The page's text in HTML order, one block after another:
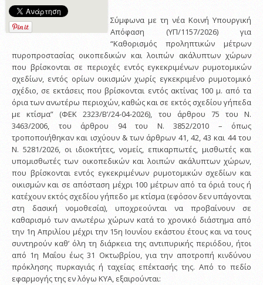
Σύμφωνα με τη νέα Κοινή Υπουργική
Απόφαση (ΥΠ/1157/2026) για
“Καθορισμός προληπτικών μέτρων
πυροπροστασίας οικοπεδικών και λοιπών ακάλυπτων χώρων
που βρίσκονται σε περιοχές εντός εγκεκριμένων ρυμοτομικών
σχεδίων, εντός ορίων οικισμών χωρίς εγκεκριμένο ρυμοτομικό
σχέδιο, σε εκτάσεις που βρίσκονται εντός ακτίνας 100 μ. από τα
όρια των ανωτέρω περιοχών, καθώς και σε εκτός σχεδίου γήπεδα
με κτίσμα” (ΦΕΚ 2323/Β’/24-04-2026), του άρθρου 75 του Ν.
3463/2006, του άρθρου 94 του Ν. 3852/2010 – όπως
τροποποιήθηκαν και ισχύουν & των άρθρων 41, 42, 43 και 44 του
Ν. 5281/2026, οι ιδιοκτήτες, νομείς, επικαρπωτές, μισθωτές και
υπομισθωτές των οικοπεδικών και λοιπών ακάλυπτων χώρων,
που βρίσκονται εντός εγκεκριμένων ρυμοτομικών σχεδίων και
οικισμών και σε απόσταση μέχρι 100 μέτρων από τα όριά τους ή
κατέχουν εκτός σχεδίου γήπεδο με κτίσμα (εφόσον δεν υπάγονται
στη δασική νομοθεσία), υποχρεούνται να προβαίνουν σε
καθαρισμό των ανωτέρω χώρων κατά το χρονικό διάστημα από
την 1η Απριλίου μέχρι την 15η Ιουνίου εκάστου έτους και να τους
συντηρούν καθ’ όλη τη διάρκεια της αντιπυρικής περιόδου, ήτοι
από 1η Μαΐου έως 31 Οκτωβρίου, για την αποτροπή κινδύνου
πρόκλησης πυρκαγιάς ή ταχείας επέκτασής της. Από το πεδίο
εφαρμογής της εν λόγω ΚΥΑ, εξαιρούνται: